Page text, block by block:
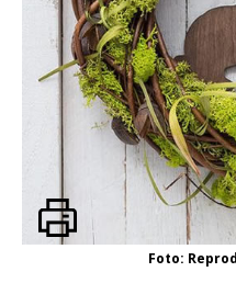
Foto: